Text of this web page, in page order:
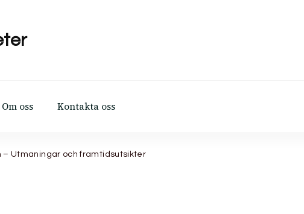
Om oss Kontakta oss
– Utmaningar och framtidsutsikter